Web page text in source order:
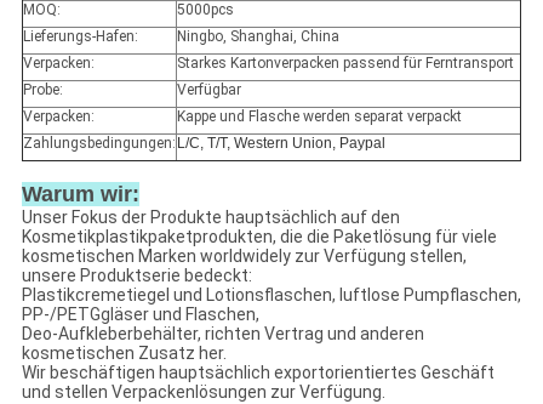
MOQ:
5000pcs
Lieferungs-Hafen:
Ningbo, Shanghai, China
Verpacken:
Starkes Kartonverpacken passend für Ferntransport
Probe:
Verfügbar
Verpacken:
Kappe und Flasche werden separat verpackt
Zahlungsbedingungen: L/C, T/T, Western Union, Paypal
Warum wir:
Unser Fokus der Produkte hauptsächlich auf den
Kosmetikplastikpaketprodukten, die die Paketlösung für viele
kosmetischen Marken worldwidely zur Verfügung stellen,
unsere Produktserie bedeckt:
Plastikcremetiegel und Lotionsflaschen, luftlose Pumpflaschen,
PP-/PETGgläser und Flaschen,
Deo-Aufkleberbehälter, richten Vertrag und anderen
kosmetischen Zusatz her.
Wir beschäftigen hauptsächlich exportorientiertes Geschäft
und stellen Verpackenlösungen zur Verfügung.